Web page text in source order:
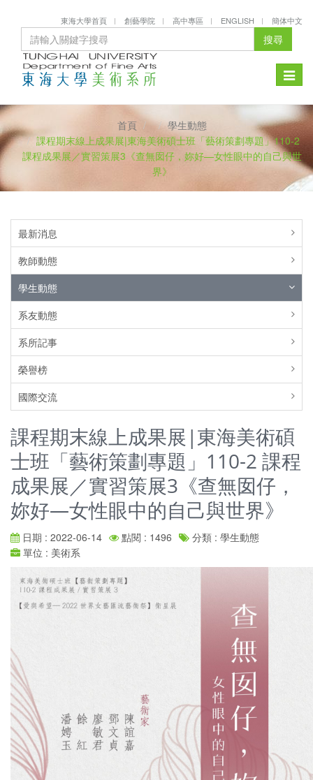
東海大學首頁 創藝學院 高中專區 ENGLISH 簡体中文
搜尋
Toggle
首頁
學生動態
課程期末線上成果展|東海美術碩士班「藝術策劃專題」110-2
課程成果展／實習策展3《查無囡仔，妳好—女性眼中的自己與世
界》
最新消息
教師動態
學生動態
系友動態
系所記事
榮譽榜
國際交流
課程期末線上成果展|東海美術碩
士班「藝術策劃專題」110-2 課程
成果展／實習策展3《查無囡仔，
妳好—女性眼中的自己與世界》
日期 : 2022-06-14 點閱 : 1496
分類 : 學生動態
單位 : 美術系